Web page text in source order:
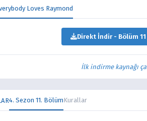
Loves Raymond
Direkt İndir - Bölüm 11
İlk indirme kaynağı
4. Sezon 11. BölümKurallar